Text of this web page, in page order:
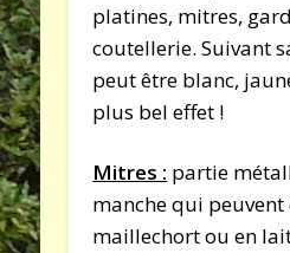
platines, mitres,
coutellerie. Suivant
peut être blanc,
plus bel effet !
Mitres : partie
manche qui peuvent
maillechort ou en